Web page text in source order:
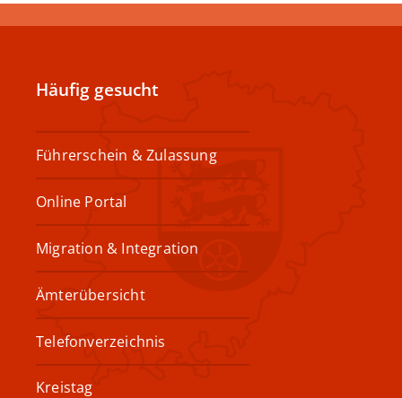
Häufig gesucht
Führerschein & Zulassung
Online Portal
Migration & Integration
Ämterübersicht
Telefonverzeichnis
Kreistag